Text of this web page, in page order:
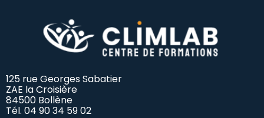
125 rue Georges Sabatier
ZAE la Croisière
84500 Bollène
Tél. 04 90 34 59 02